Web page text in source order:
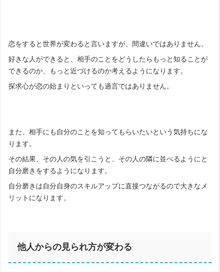
恋をすると世界が変わると言いますが、間違いではありません。
好きな人ができると、相手のことをどうしたらもっと知ることが
できるのか、もっと近づけるのか考えるようになります。
探求心が恋の始まりといっても過言ではありません。
また、相手にも自分のことを知ってもらいたいという気持ちにな
ります。
その結果、その人の気を引こうと、その人の隣に並べるようにと
自分磨きをするようになります。
自分磨きは自分自身のスキルアップに直接つながるので大きなメ
リットになります。
他人からの見られ方が変わる